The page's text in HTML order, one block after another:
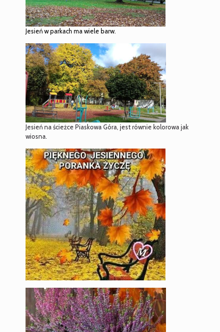
Jesień w parkach ma wiele barw.
Jesień na ścieżce Piaskowa Góra, jest równie kolorowa jak
wiosna.